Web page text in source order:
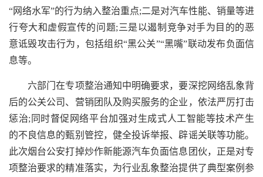
“网络水军”的行为纳入整治重点;二是对汽车性能、销量等进
行夸大和虚假宣传的问题;三是以遏制竞争对手为目的的恶
意诋毁攻击行为，包括组织“黑公关”“黑嘴”联动发布负面信
息等。
六部门在专项整治通知中明确要求，要深挖网络乱象背
后的公关公司、营销团队及购买服务的企业，依法严厉打击
惩治;同时督促网络平台加强对生成式人工智能等技术产生
的不良信息的甄别管控，健全投诉举报、辟谣关联等功能。
此次烟台公安打掉炒作新能源汽车负面信息团伙，正是对专
项整治要求的精准落实，为行业乱象整治提供了典型案例参